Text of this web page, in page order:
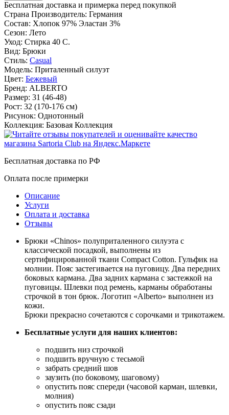
Бесплатная доставка и примерка перед покупкой
Страна Производитель: Германия
Состав: Хлопок 97% Эластан 3%
Сезон: Лето
Уход: Стирка 40 С.
Вид: Брюки
Стиль: Casual
Модель: Приталенный силуэт
Цвет: Бежевый
Бренд: ALBERTO
Размер: 31 (46-48)
Рост: 32 (170-176 cм)
Рисунок: Однотонный
Коллекция: Базовая Коллекция
Бесплатная доставка по РФ
Оплата после примерки
Описание
Услуги
Оплата и доставка
Отзывы
Брюки «Chinos» полуприталенного силуэта с
классической посадкой, выполнены из
сертифицированной ткани Compact Cotton. Гульфик на
молнии. Пояс застегивается на пуговицу. Два передних
боковых кармана. Два задних кармана с застежкой на
пуговицы. Шлевки под ремень, карманы обработаны
строчкой в тон брюк. Логотип «Alberto» выполнен из
кожи.
Брюки прекрасно сочетаются с сорочками и трикотажем.
Бесплатные услуги для наших клиентов:
подшить низ строчкой
подшить вручную с тесьмой
забрать средний шов
заузить (по боковому, шаговому)
опустить пояс спереди (часовой карман, шлевки,
молния)
опустить пояс сзади